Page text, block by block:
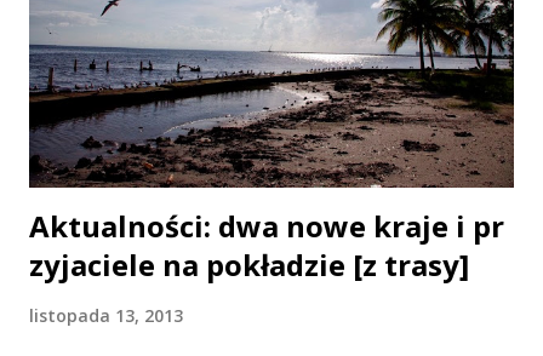
do Gwatemali na wczasy jeździ. A tam burżuj, 300 euro za
bilet do Meksyku, 300zł za rower z drugiej (albo i dalszej)
ręki, kawałek się człowiek przejedzie i jest w Guate. 300
euro, dużo to, mało? A te ajfony, ajpady i co to jeszcze ta...
Aktualności: dwa nowe kraje i pr
zyjaciele na pokładzie [z trasy]
listopada 13, 2013